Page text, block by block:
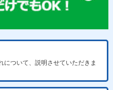
について、説明させていただきま